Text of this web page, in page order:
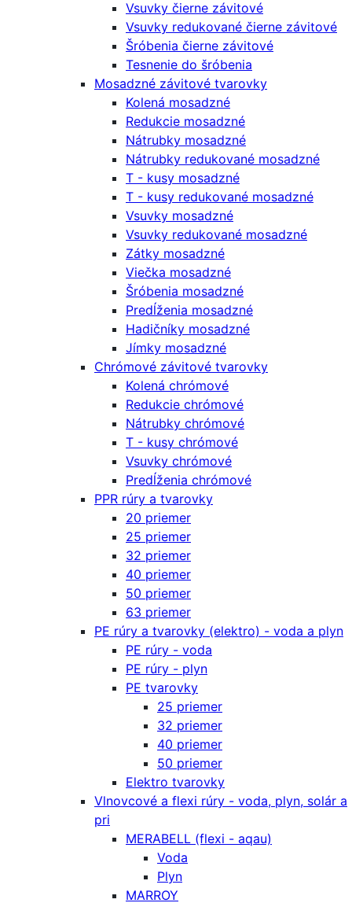
Vsuvky čierne závitové
Vsuvky redukované čierne závitové
Šróbenia čierne závitové
Tesnenie do šróbenia
Mosadzné závitové tvarovky
Kolená mosadzné
Redukcie mosadzné
Nátrubky mosadzné
Nátrubky redukované mosadzné
T - kusy mosadzné
T - kusy redukované mosadzné
Vsuvky mosadzné
Vsuvky redukované mosadzné
Zátky mosadzné
Viečka mosadzné
Šróbenia mosadzné
Predĺženia mosadzné
Hadičníky mosadzné
Jímky mosadzné
Chrómové závitové tvarovky
Kolená chrómové
Redukcie chrómové
Nátrubky chrómové
T - kusy chrómové
Vsuvky chrómové
Predĺženia chrómové
PPR rúry a tvarovky
20 priemer
25 priemer
32 priemer
40 priemer
50 priemer
63 priemer
PE rúry a tvarovky (elektro) - voda a plyn
PE rúry - voda
PE rúry - plyn
PE tvarovky
25 priemer
32 priemer
40 priemer
50 priemer
Elektro tvarovky
Vlnovcové a flexi rúry - voda, plyn, solár a
pri
MERABELL (flexi - aqau)
Voda
Plyn
MARROY